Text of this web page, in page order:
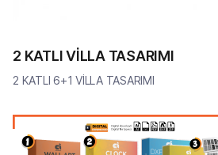
2 KATLI VİLLA TASARIMI
2 KATLI 6+1 VİLLA TASARIMI